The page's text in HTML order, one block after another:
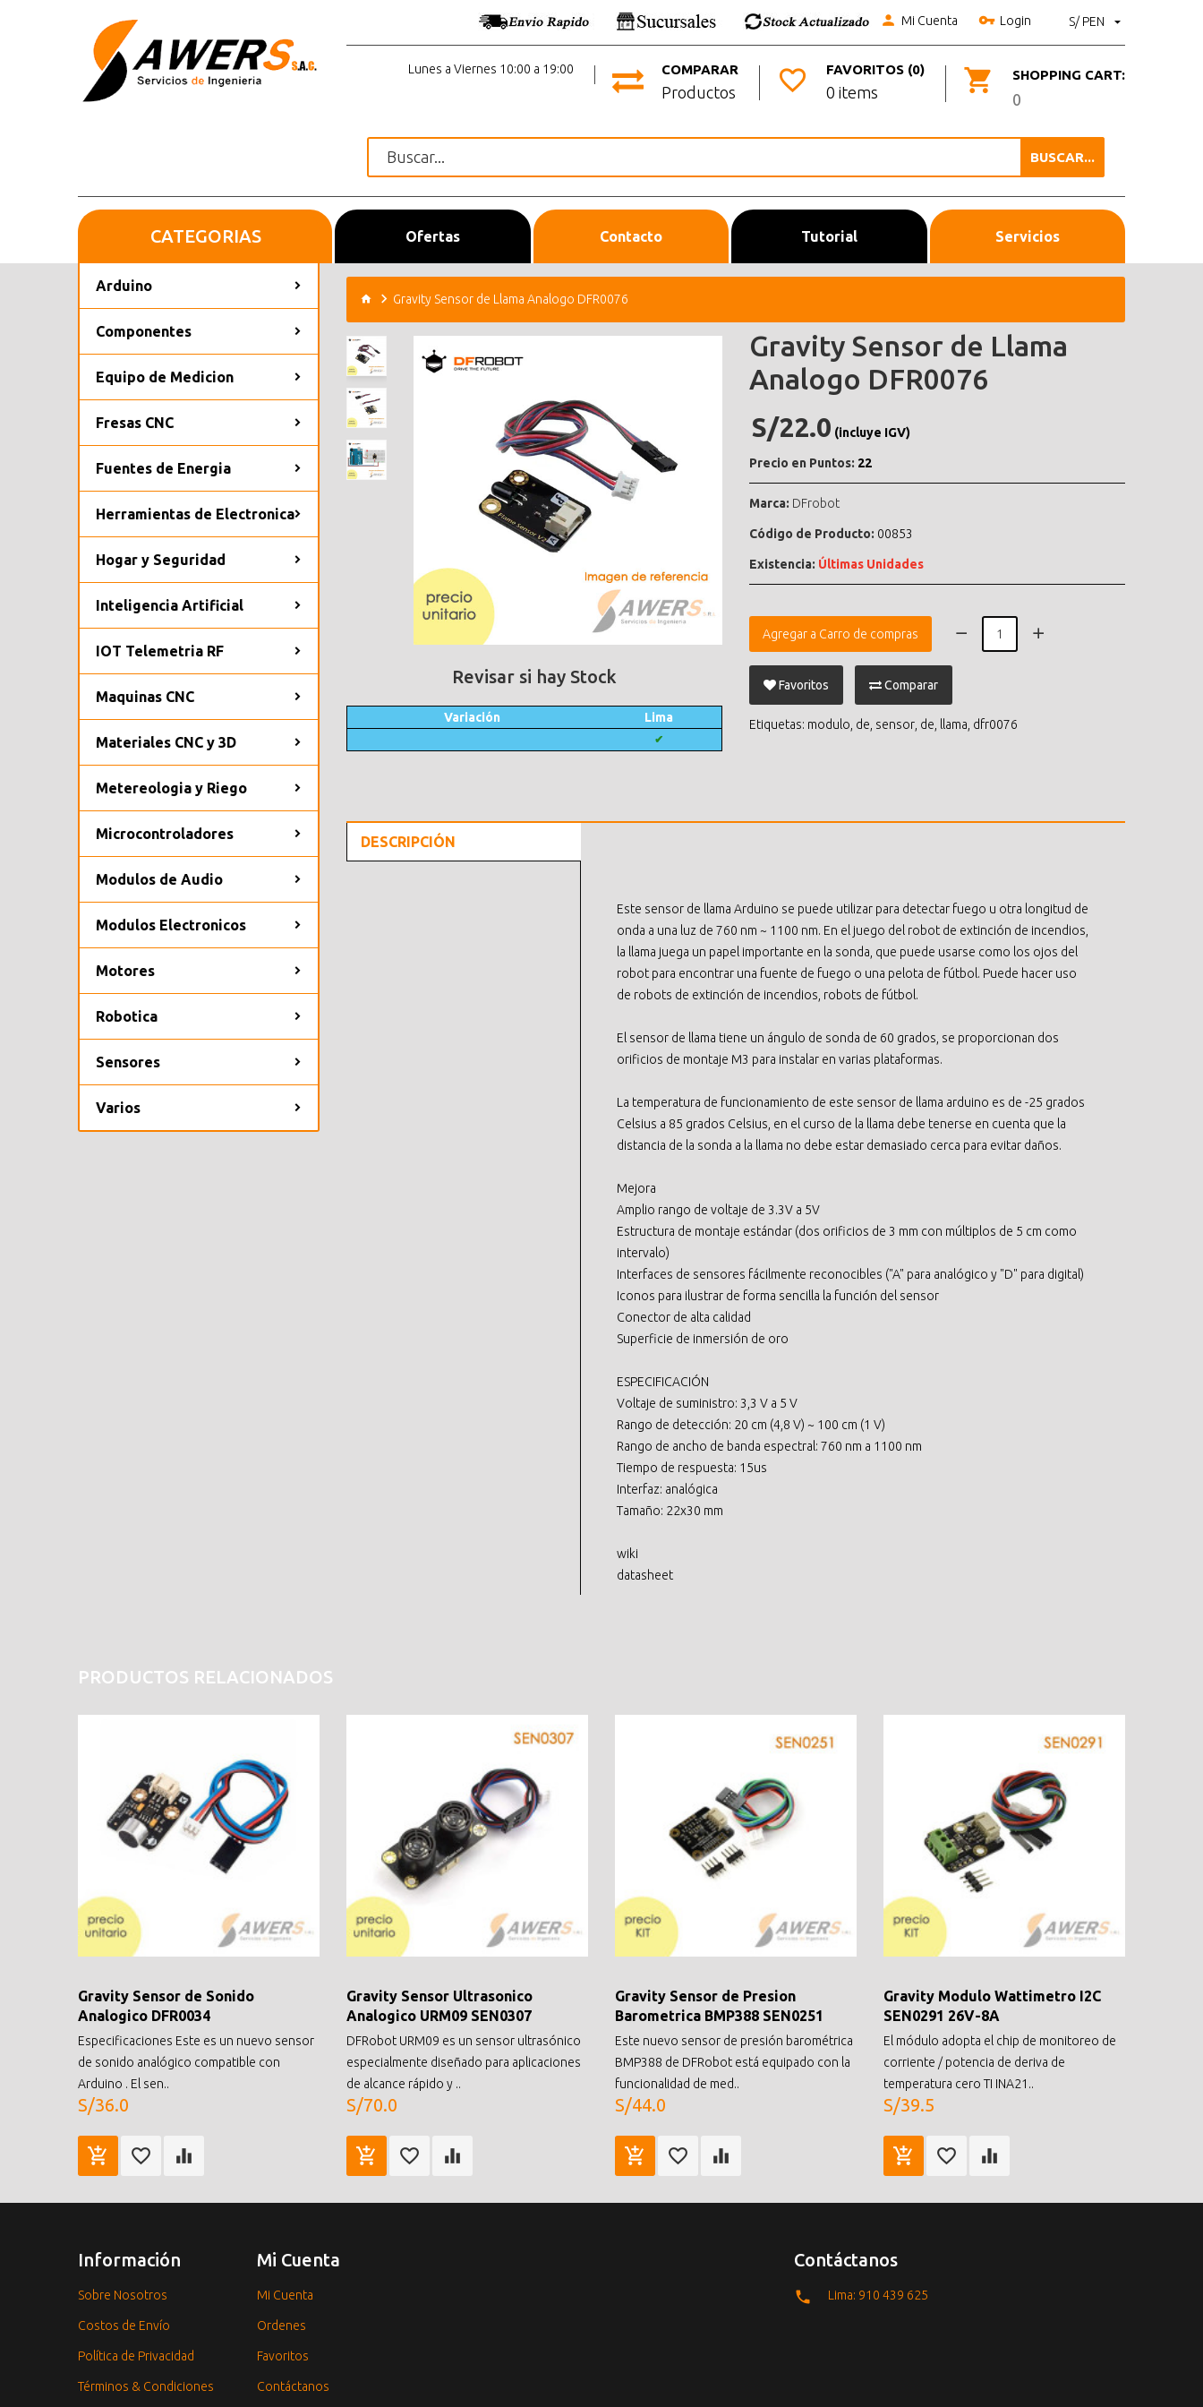
S/ PEN
Mi Cuenta Login
SHOPPING CART:
0
FAVORITOS (0)
0 items
COMPARAR
Productos
Lunes a Viernes 10:00 a 19:00
BUSCAR...
Inicio Ofertas Contacto Tutorial Servicios
CATEGORIAS
Arduino
Componentes
Equipo de Medicion
Fresas CNC
Fuentes de Energia
Herramientas de Electronica
Hogar y Seguridad
Inteligencia Artificial
IOT Telemetria RF
Maquinas CNC
Materiales CNC y 3D
Metereologia y Riego
Microcontroladores
Modulos de Audio
Modulos Electronicos
Motores
Robotica
Sensores
Varios
Gravity Sensor de Llama Analogo DFR0076
Revisar si hay Stock
Variación Lima
✔
Gravity Sensor de Llama
Analogo DFR0076
S/22.0 (incluye IGV)
Precio en Puntos: 22
Marca: DFrobot
Código de Producto: 00853
Existencia: Últimas Unidades
Agregar a Carro de compras
Favoritos Comparar
Etiquetas: modulo de sensor de llama dfr0076
DESCRIPCIÓN
Este sensor de llama Arduino se puede utilizar para detectar fuego u otra longitud de
onda a una luz de 760 nm ~ 1100 nm. En el juego del robot de extinción de incendios,
la llama juega un papel importante en la sonda, que puede usarse como los ojos del
robot para encontrar una fuente de fuego o una pelota de fútbol. Puede hacer uso
de robots de extinción de incendios, robots de fútbol.
El sensor de llama tiene un ángulo de sonda de 60 grados, se proporcionan dos
orificios de montaje M3 para instalar en varias plataformas.
La temperatura de funcionamiento de este sensor de llama arduino es de -25 grados
Celsius a 85 grados Celsius, en el curso de la llama debe tenerse en cuenta que la
distancia de la sonda a la llama no debe estar demasiado cerca para evitar daños.
Mejora
Amplio rango de voltaje de 3.3V a 5V
Estructura de montaje estándar (dos orificios de 3 mm con múltiplos de 5 cm como
intervalo)
Interfaces de sensores fácilmente reconocibles ("A" para analógico y "D" para digital)
Iconos para ilustrar de forma sencilla la función del sensor
Conector de alta calidad
Superficie de inmersión de oro
ESPECIFICACIÓN
Voltaje de suministro: 3,3 V a 5 V
Rango de detección: 20 cm (4,8 V) ~ 100 cm (1 V)
Rango de ancho de banda espectral: 760 nm a 1100 nm
Tiempo de respuesta: 15us
Interfaz: analógica
Tamaño: 22x30 mm
wiki
datasheet
PRODUCTOS RELACIONADOS
Gravity Sensor de Sonido
Analogico DFR0034
Especificaciones Este es un nuevo sensor
de sonido analógico compatible con
Arduino . El sen..
S/36.0
Gravity Sensor Ultrasonico
Analogico URM09 SEN0307
DFRobot URM09 es un sensor ultrasónico
especialmente diseñado para aplicaciones
de alcance rápido y ..
S/70.0
Gravity Sensor de Presion
Barometrica BMP388 SEN0251
Este nuevo sensor de presión barométrica
BMP388 de DFRobot está equipado con la
funcionalidad de med..
S/44.0
Gravity Modulo Wattimetro I2C
SEN0291 26V-8A
El módulo adopta el chip de monitoreo de
corriente / potencia de deriva de
temperatura cero TI INA21..
S/39.5
Información
Sobre Nosotros
Costos de Envío
Política de Privacidad
Términos & Condiciones
Mi Cuenta
Mi Cuenta
Ordenes
Favoritos
Contáctanos
Contáctanos
Lima: 910 439 625